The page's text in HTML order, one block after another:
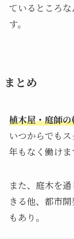
ているところ
す。
まとめ
植木屋・庭師
いつからでも
年もなく働けま
また、庭木を
きる他、都市
もあり。